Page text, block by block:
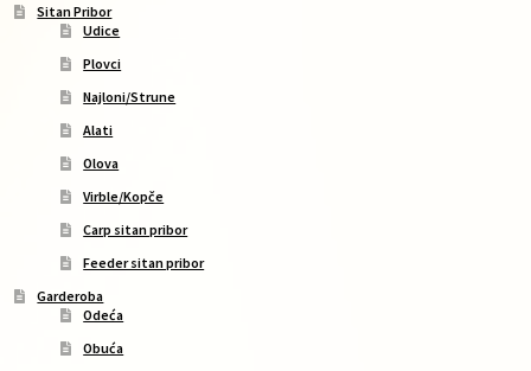
Sitan Pribor
Udice
Plovci
Najloni/Strune
Alati
Olova
Virble/Kopče
Carp sitan pribor
Feeder sitan pribor
Garderoba
Odeća
Obuća